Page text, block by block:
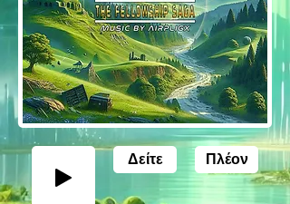
Δείτε Πλέον